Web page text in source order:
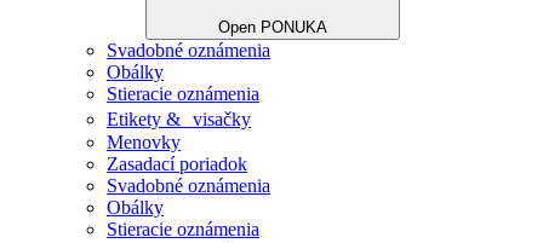
Open PONUKA
Svadobné oznámenia
Obálky
Stieracie oznámenia
Etikety & visačky
Menovky
Zasadací poriadok
Svadobné oznámenia
Obálky
Stieracie oznámenia